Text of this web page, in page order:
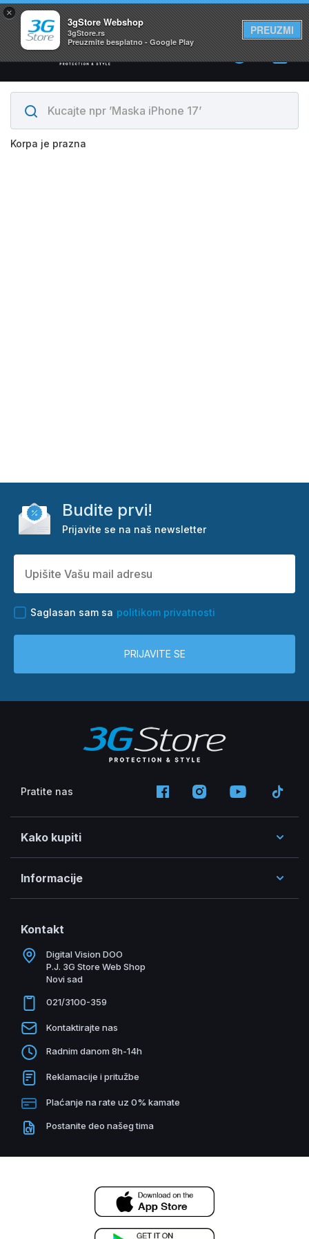
×
3gStore Webshop
3gStore.rs
Preuzmite besplatno - Google Play
PREUZMI
Svi proizvodi su na lageru. Slanje istog dana!
0
Korpa je prazna
Budite prvi!
Prijavite se na naš newsletter
Saglasan sam sa politikom privatnosti
PRIJAVITE SE
Pratite nas
Kako kupiti
Informacije
Kontakt
Digital Vision DOO
P.J. 3G Store Web Shop
Novi sad
021/3100-359
Kontaktirajte nas
Radnim danom 8h-14h
Reklamacije i pritužbe
Plaćanje na rate uz 0% kamate
Postanite deo našeg tima